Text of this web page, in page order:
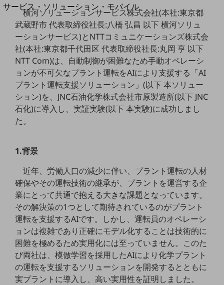
サービス・ソリューション・モバイル
サービス・ソリューションTOP
DXに関する課題を解決する
サービス・ソリューションをご紹介
カテゴリーで探す
カテゴリーで探すTOP
ネットワーク・モバイル
クラウド・データセンター
電話・映像コミュニケーション
データ利活用
運用管理
業務支援・マーケティング
災害対策・BCP
課題・ニーズで探す
横河ソリューションサービス株式会社(本社:東京都
武蔵野市 代表取締役社長:八橋 弘昌 以下 横河ソリュ
ーションサービス)とNTTコミュニケーションズ株式会
社(本社:東京都千代田区 代表取締役社長:丸岡 亨 以下
NTT Com)は、自動制御が困難なため手動オペレーシ
ョンが不可欠なプラント運転をAIにより支援する「AI
プラント運転支援ソリューション」(以下 本ソリュー
ション)を、JNC石油化学株式会社市原製造所(以下 JNC
石化)に導入し、実証実験(以下 本実験)に成功しまし
た。
1.背景
近年、労働人口の減少に伴い、プラント運転の人材
確保やその運転技術の継承が、プラントを運営する企
業にとって共通で抱える大きな課題となっています。
その解決策の1つとして期待されているのがプラント
運転を支援するAIです。しかし、運転員のオペレーシ
ョンは複雑であり正確にモデル化することは技術的に
困難を極めるため実用化には至っていません。このた
び両社は、模倣学習を採用したAIにより化学プラント
の運転を支援するソリューションを開発するとともに
実プラントに導入し、高い実用性を証明しました。